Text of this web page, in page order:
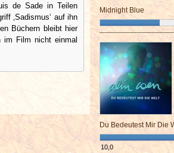
de Sade in Teilen
‚Sadismus‘ auf ihn
Büchern bleibt hier
im Film nicht einmal
Midnight Blue
Du Bedeutest Mir Die
10,0